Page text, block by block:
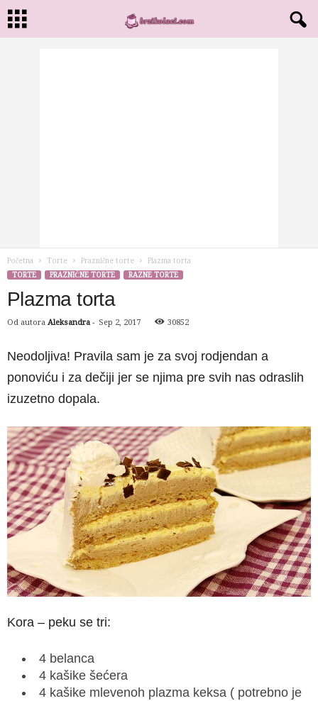
Početna Torte Praznične torte
Plazma torta
TORTE
PRAZNIČNE TORTE RAZNE TORTE
Plazma torta
Od autora Aleksandra - Sep 2, 2017 30852
Neodoljiva! Pravila sam je za svoj rodjendan a
ponoviću i za dečiji jer se njima pre svih nas odraslih
izuzetno dopala.
Kora – peku se tri:
4 belanca
4 kašike šećera
4 kašike mlevenoh plazma keksa ( potrebno je